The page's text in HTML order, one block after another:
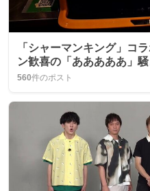
「シャーマンキング」コ
ン歓喜の「あああああ」
560件のポスト